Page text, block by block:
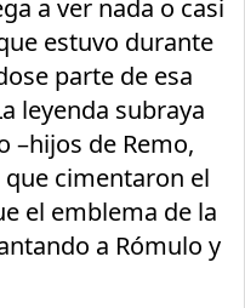
a ver nada o casi
estuvo durante
parte de esa
leyenda subraya
–hijos de Remo,
cimentaron el
el emblema de la
a Rómulo y